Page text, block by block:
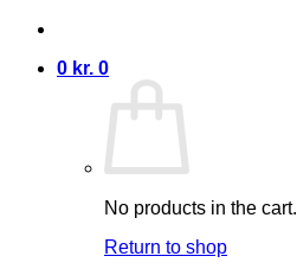
Skip
content
0 kr. 0
No products in the cart.
Return to shop